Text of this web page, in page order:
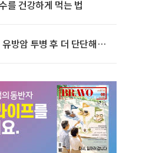
를 건강하게 먹는 법
방암 투병 후 더 단단해진